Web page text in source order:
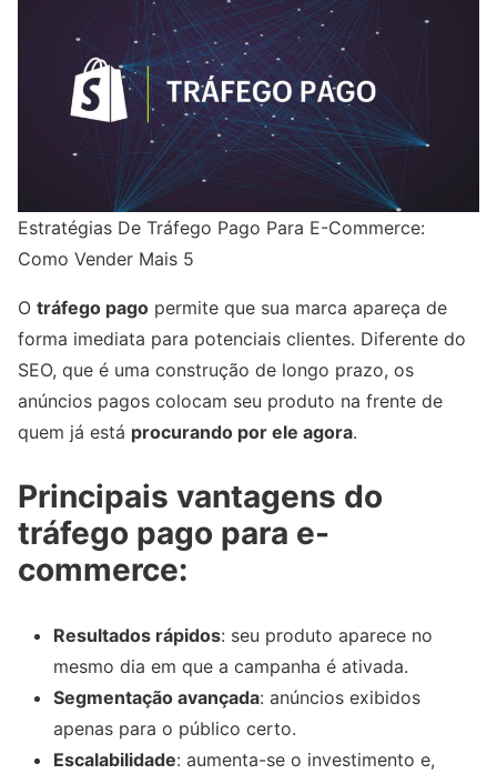
Estratégias De Tráfego Pago Para E-Commerce:
Como Vender Mais 5
O tráfego pago permite que sua marca apareça de
forma imediata para potenciais clientes. Diferente do
SEO, que é uma construção de longo prazo, os
anúncios pagos colocam seu produto na frente de
quem já está procurando por ele agora.
Principais vantagens do
tráfego pago para e-
commerce:
Resultados rápidos: seu produto aparece no
mesmo dia em que a campanha é ativada.
Segmentação avançada: anúncios exibidos
apenas para o público certo.
Escalabilidade: aumenta-se o investimento e,